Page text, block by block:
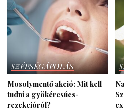
SZÉPSÉGÁPOLÁS
Mosolymentő akció: Mit kell
tudni a gyökércsúcs-
rezekcióról?